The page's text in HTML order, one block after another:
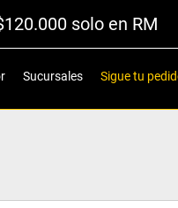
solo en RM
Sucursales Sigue tu